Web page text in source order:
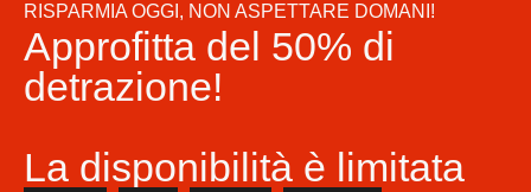
RISPARMIA OGGI, NON ASPETTARE DOMANI!
Approfitta del 50% di
detrazione!
La disponibilità è limitata